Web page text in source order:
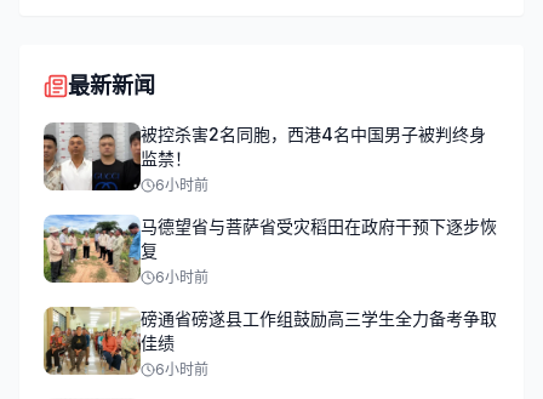
最新新闻
被控杀害2名同胞，西港4名中国男子被判终身
监禁！
6小时前
马德望省与菩萨省受灾稻田在政府干预下逐步恢
复
6小时前
磅通省磅遂县工作组鼓励高三学生全力备考争取
佳绩
6小时前